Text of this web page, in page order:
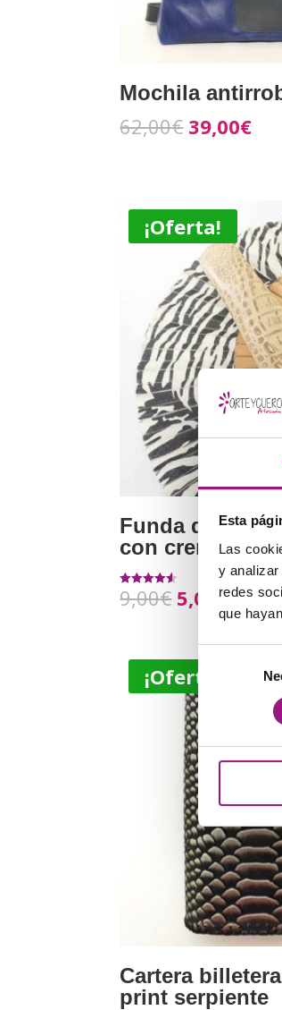
Esta
Las
y
redes
que
de
Mochila
62,00€ 39,00€
¡Oferta!
Funda de
con cremallera
Valorado
con
9,00€ 5,00 €
¡Oferta!
Cartera
print serpiente